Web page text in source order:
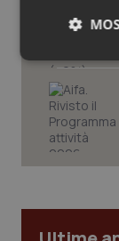
Tumori
Tumori
Ulcera &
sito